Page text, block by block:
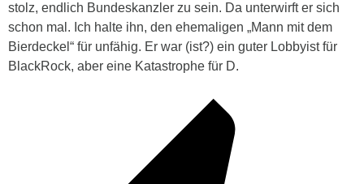
stolz, endlich Bundeskanzler zu sein. Da unterwirft er sich
schon mal. Ich halte ihn, den ehemaligen „Mann mit dem
Bierdeckel“ für unfähig. Er war (ist?) ein guter Lobbyist für
BlackRock, aber eine Katastrophe für D.